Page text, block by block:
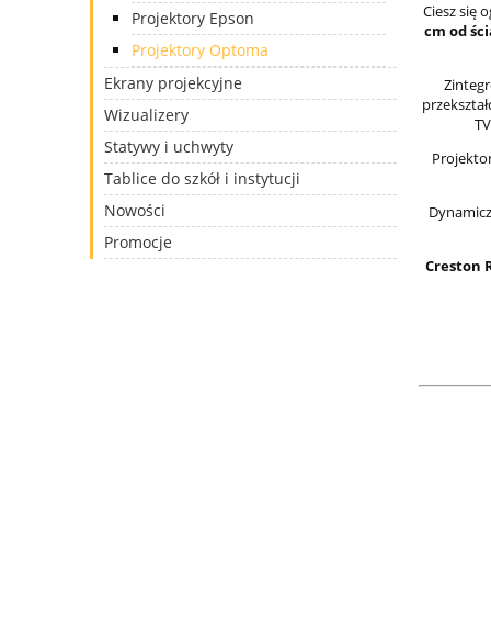
Projektory Epson
Projektory Optoma
Ekrany projekcyjne
Wizualizery
Statywy i uchwyty
Tablice do szkół i instytucji
Nowości
Promocje
Ciesz się
cm od
Creston